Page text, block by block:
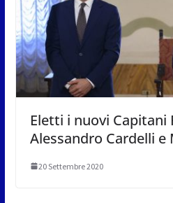
Eletti i nuovi Capitani
Alessandro Cardelli e
20 Settembre 2020